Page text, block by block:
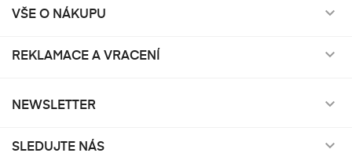
VŠE O NÁKUPU 
REKLAMACE A VRACENÍ 
NEWSLETTER 
SLEDUJTE NÁS 